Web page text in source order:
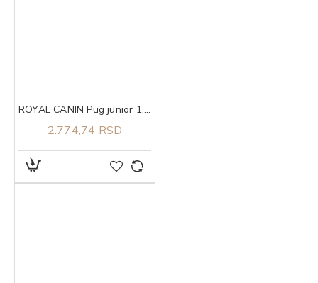
ROYAL CANIN Pug junior 1,5kg
2.774,74 RSD